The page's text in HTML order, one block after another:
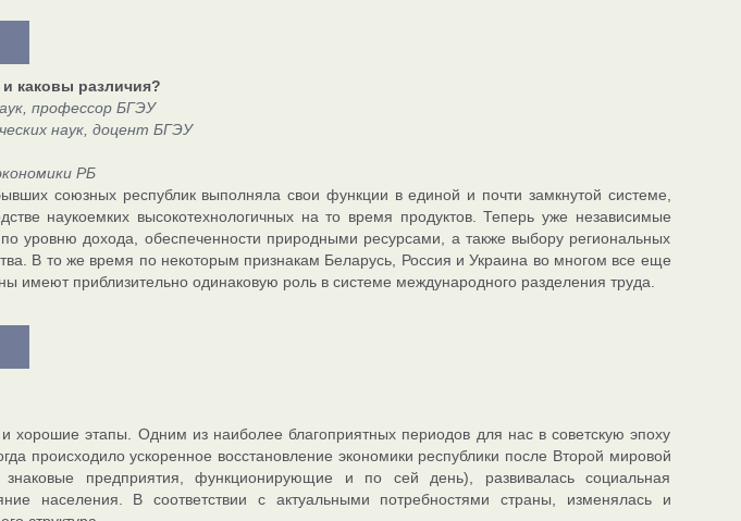
каковы различия?
профессор БГЭУ
наук, доцент БГЭУ
РБ
союзных республик выполняла свои функции в единой и почти замкнутой системе,
наукоемких высокотехнологичных на то время продуктов. Теперь уже независимые
по уровню дохода, обеспеченности природными ресурсами, а также выбору региональных
В то же время по некоторым признакам Беларусь, Россия и Украина во многом все еще
имеют приблизительно одинаковую роль в системе международного разделения труда.
хорошие этапы. Одним из наиболее благоприятных периодов для нас в советскую эпоху
происходило ускоренное восстановление экономики республики после Второй мировой
предприятия, функционирующие и по сей день), развивалась социальная
населения. В соответствии с актуальными потребностями страны, изменялась и